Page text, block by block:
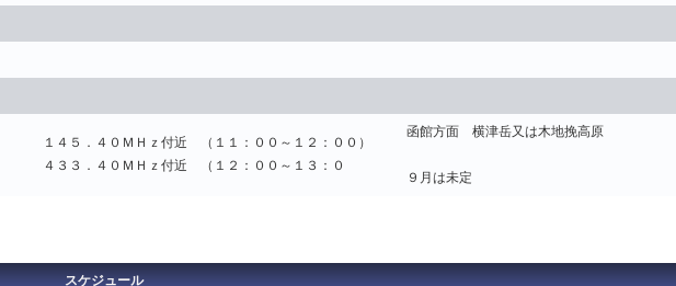
１４５．４０ＭＨｚ付近 （１１：００～１２：００）
４３３．４０ＭＨｚ付近 （１２：００～１３：０
函館方面 横津岳又は木地挽高原
９月は未定
スケジュール